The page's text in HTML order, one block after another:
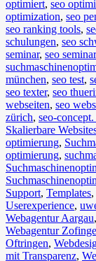
optimiert, seo
optimization, seo
seo ranking tools,
schulungen, seo
seminar, seo
münchen, seo test,
seo texter, seo
webseiten, seo
zürich, seo-
Skalierbare
optimierung,
optimierung,
Support, Templates,
Userexperience,
Webagentur Aargau,
Webagentur
Oftringen,
mit Transparenz,